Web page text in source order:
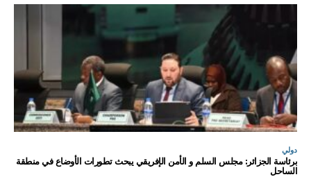
دولي
برئاسة الجزائر: مجلس السلم و الأمن الإفريقي يبحث تطورات الأوضاع في منطقة
الساحل